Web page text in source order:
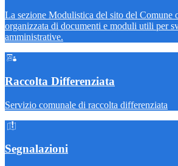
La sezione Modulistica del sito del Comune
organizzata di documenti e moduli utili per
amministrative.
Raccolta Differenziata
Servizio comunale di raccolta differenziata
Segnalazioni